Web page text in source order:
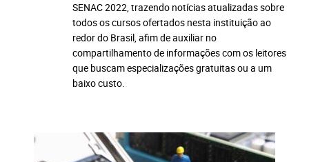
SENAC 2022, trazendo notícias atualizadas sobre
todos os cursos ofertados nesta instituição ao
redor do Brasil, afim de auxiliar no
compartilhamento de informações com os leitores
que buscam especializações gratuitas ou a um
baixo custo.